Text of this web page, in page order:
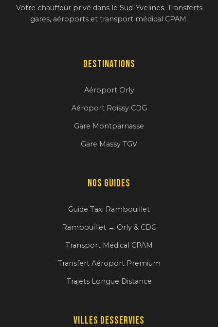
Votre chauffeur privé dans le Sud-Yvelines. Transferts
gares, aéroports et transport médical CPAM.
Destinations
Aéroport Orly
Aéroport Roissy CDG
Gare Montparnasse
Gare Massy TGV
Nos Guides
Guide Taxi Rambouillet
Rambouillet → Orly & CDG
Transport Médical CPAM
Transfert Aéroport Premium
Trajets Longue Distance
Villes desservies